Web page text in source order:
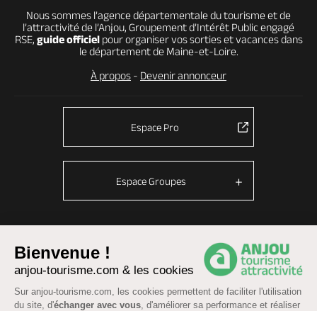
Bienvenue !
anjou-tourisme.com & les cookies
Sur anjou-tourisme.com, les cookies permettent de faciliter l'utilisation
du site, d'échanger avec vous, d'améliorer sa performance et réaliser
Nous sommes l’agence départementale du tourisme et de
l’attractivité de l’Anjou, Groupement d’Intérêt Public engagé
RSE, guide officielpour organiser vos sorties et vacances dans
le département de Maine-et-Loire.
À propos - Devenir annonceur
Espace Pro
Espace Groupes
© Anjou tourisme 2026 - Fonctionnement du site
Mentions légales-Données personnelles-Cookies
CGU Réservation
Accessibilité : partiellement conforme